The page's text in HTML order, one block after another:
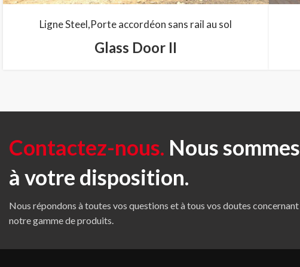
Ligne Steel Porte accordéon sans rail au sol
Glass Door II
Contactez-nous. Nous sommes
à votre disposition.
Nous répondons à toutes vos questions et à tous vos doutes concernant
notre gamme de produits.